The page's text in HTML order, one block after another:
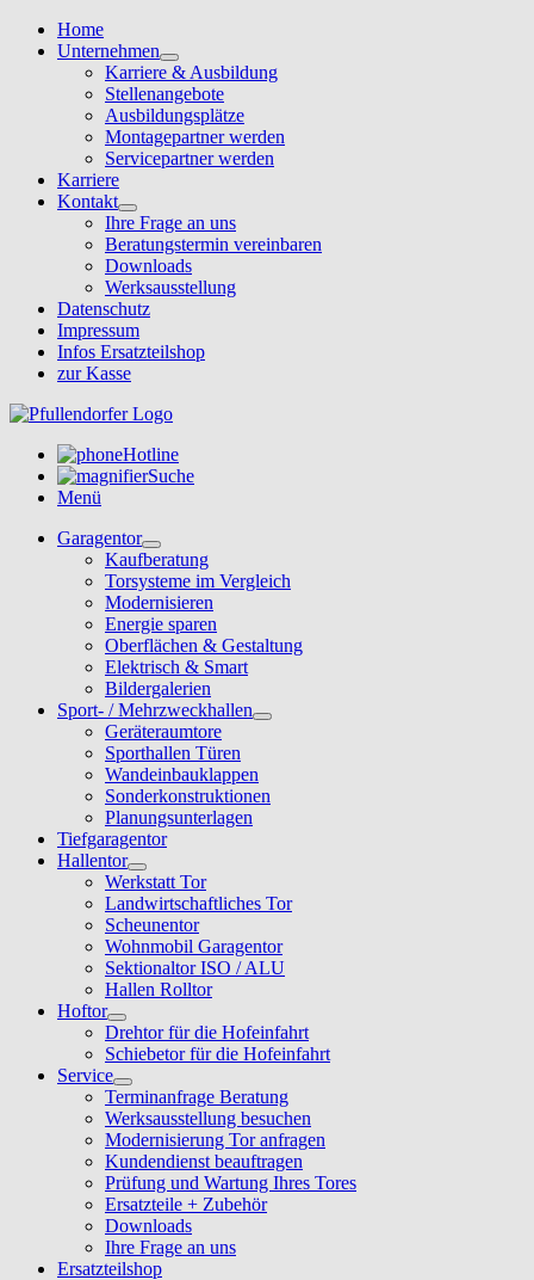
Home
Unternehmen
Karriere & Ausbildung
Stellenangebote
Ausbildungsplätze
Montagepartner werden
Servicepartner werden
Karriere
Kontakt
Ihre Frage an uns
Beratungstermin vereinbaren
Downloads
Werksausstellung
Datenschutz
Impressum
Infos Ersatzteilshop
zur Kasse
Hotline
Suche
Menü
Garagentor
Kaufberatung
Torsysteme im Vergleich
Modernisieren
Energie sparen
Oberflächen & Gestaltung
Elektrisch & Smart
Bildergalerien
Sport- / Mehrzweckhallen
Geräteraumtore
Sporthallen Türen
Wandeinbauklappen
Sonderkonstruktionen
Planungsunterlagen
Tiefgaragentor
Hallentor
Werkstatt Tor
Landwirtschaftliches Tor
Scheunentor
Wohnmobil Garagentor
Sektionaltor ISO / ALU
Hallen Rolltor
Hoftor
Drehtor für die Hofeinfahrt
Schiebetor für die Hofeinfahrt
Service
Terminanfrage Beratung
Werksausstellung besuchen
Modernisierung Tor anfragen
Kundendienst beauftragen
Prüfung und Wartung Ihres Tores
Ersatzteile + Zubehör
Downloads
Ihre Frage an uns
Ersatzteilshop